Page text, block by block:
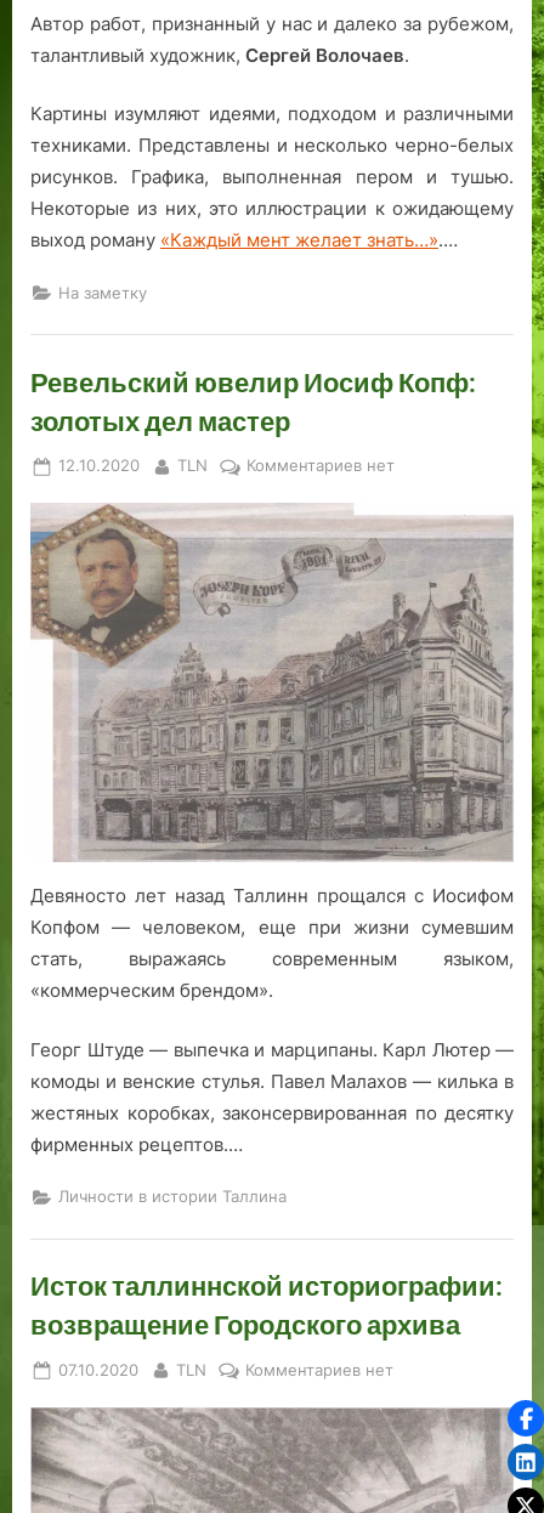
а
Автор работ, признанный у нас и далеко за рубежом,
талантливый художник, Сергей Волочаев.
Картины изумляют идеями, подходом и различными
техниками. Представлены и несколько черно-белых
рисунков. Графика, выполненная пером и тушью.
Некоторые из них, это иллюстрации к ожидающему
выход роману «Каждый мент желает знать…».…
На заметку
Ревельский ювелир Иосиф Копф:
золотых дел мастер
Posted
12.10.2020 By
TLN Комментариевк
Ревельский
ювелир
Иосиф
Копф:
золотых
дел
мастер
нет
Девяносто лет назад Таллинн прощался с Иосифом
Копфом — человеком, еще при жизни сумевшим
стать, выражаясь современным языком,
«коммерческим брендом».
Георг Штуде — выпечка и марципаны. Карл Лютер —
комоды и венские стулья. Павел Малахов — килька в
жестяных коробках, законсервированная по десятку
фирменных рецептов.…
Личности в истории Таллина
Исток таллиннской историографии:
возвращение Городского архива
Posted
07.10.2020 By
TLN Комментариевк
Исток
таллиннской
историографии:
возвращение
нет